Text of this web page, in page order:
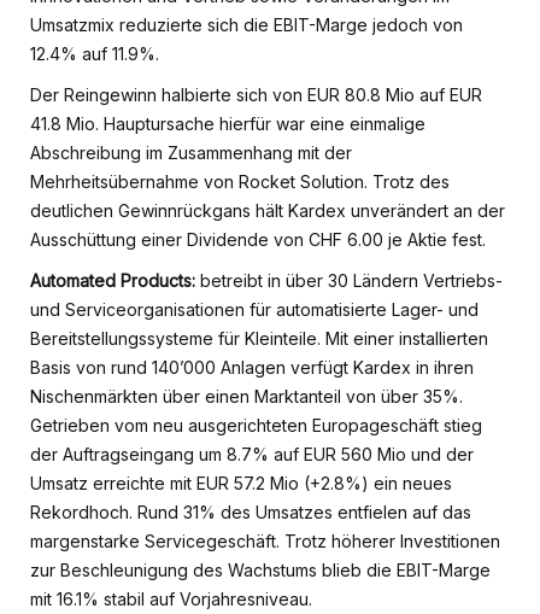
Umsatzmix reduzierte sich die EBIT-Marge jedoch von
12.4% auf 11.9%.
Der Reingewinn halbierte sich von EUR 80.8 Mio auf EUR
41.8 Mio. Hauptursache hierfür war eine einmalige
Abschreibung im Zusammenhang mit der
Mehrheitsübernahme von Rocket Solution. Trotz des
deutlichen Gewinnrückgans hält Kardex unverändert an der
Ausschüttung einer Dividende von CHF 6.00 je Aktie fest.
Automated Products: betreibt in über 30 Ländern Vertriebs-
und Serviceorganisationen für automatisierte Lager- und
Bereitstellungssysteme für Kleinteile. Mit einer installierten
Basis von rund 140’000 Anlagen verfügt Kardex in ihren
Nischenmärkten über einen Marktanteil von über 35%.
Getrieben vom neu ausgerichteten Europageschäft stieg
der Auftragseingang um 8.7% auf EUR 560 Mio und der
Umsatz erreichte mit EUR 57.2 Mio (+2.8%) ein neues
Rekordhoch. Rund 31% des Umsatzes entfielen auf das
margenstarke Servicegeschäft. Trotz höherer Investitionen
zur Beschleunigung des Wachstums blieb die EBIT-Marge
mit 16.1% stabil auf Vorjahresniveau.